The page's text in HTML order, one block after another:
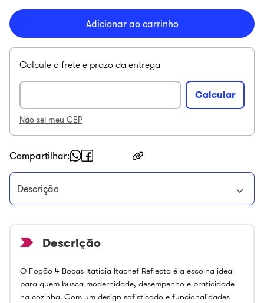
Adicionar ao carrinho
Não sei meu CEP
Compartilhar
Descrição
O Fogão 4 Bocas Itatiaia Itachef Reflecta é a escolha ideal
para quem busca modernidade, desempenho e praticidade
na cozinha. Com um design sofisticado e funcionalidades